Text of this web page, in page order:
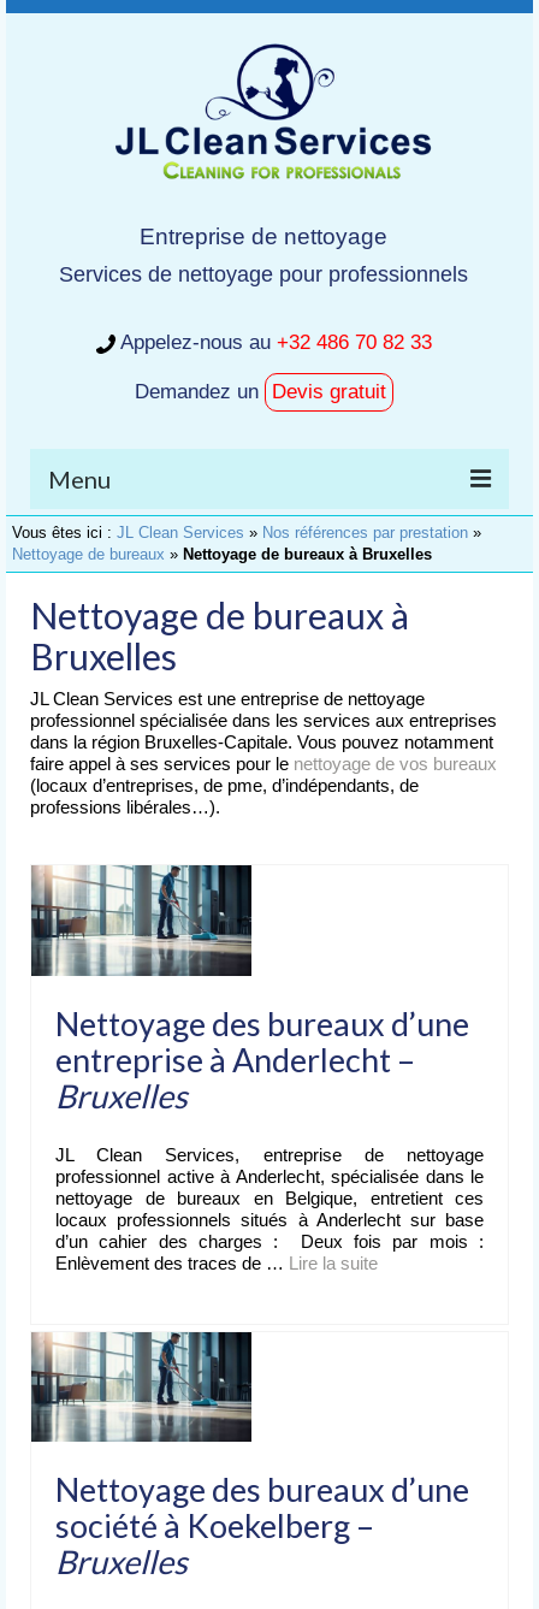
Entreprise de nettoyage
Services de nettoyage pour professionnels
Appelez-nous au +32 486 70 82 33
Demandez un Devis gratuit
Menu
Accueil
de Bureaux
Nettoyage
d’Immeubles
Nettoyage
de Commerces
Lavage
Nettoyages
spéciaux
Nettoyage après chantier
Nettoyage après déménagement
Nettoyage après événement
de nettoyage
Devis
gratuit
Vous êtes ici : JL Clean Services » Nos références par prestation »
Nettoyage de bureaux » Nettoyage de bureaux à Bruxelles
Nettoyage de bureaux à
Bruxelles
JL Clean Services est une entreprise de nettoyage
professionnel spécialisée dans les services aux entreprises
dans la région Bruxelles-Capitale. Vous pouvez notamment
faire appel à ses services pour le nettoyage de vos bureaux
(locaux d’entreprises, de pme, d’indépendants, de
professions libérales…).
Nettoyage des bureaux d’une
entreprise à Anderlecht –
Bruxelles
JL Clean Services, entreprise de nettoyage
professionnel active à Anderlecht, spécialisée dans le
nettoyage de bureaux en Belgique, entretient ces
locaux professionnels situés à Anderlecht sur base
d’un cahier des charges : Deux fois par mois :
Enlèvement des traces de … Lire la suite­­
Nettoyage des bureaux d’une
société à Koekelberg –
Bruxelles